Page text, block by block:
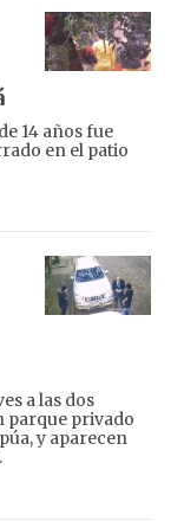
14 años fue
en el patio
a las dos
parque privado
y aparecen